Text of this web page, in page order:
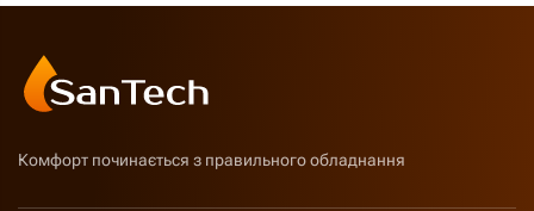
Комфорт починається з правильного обладнання